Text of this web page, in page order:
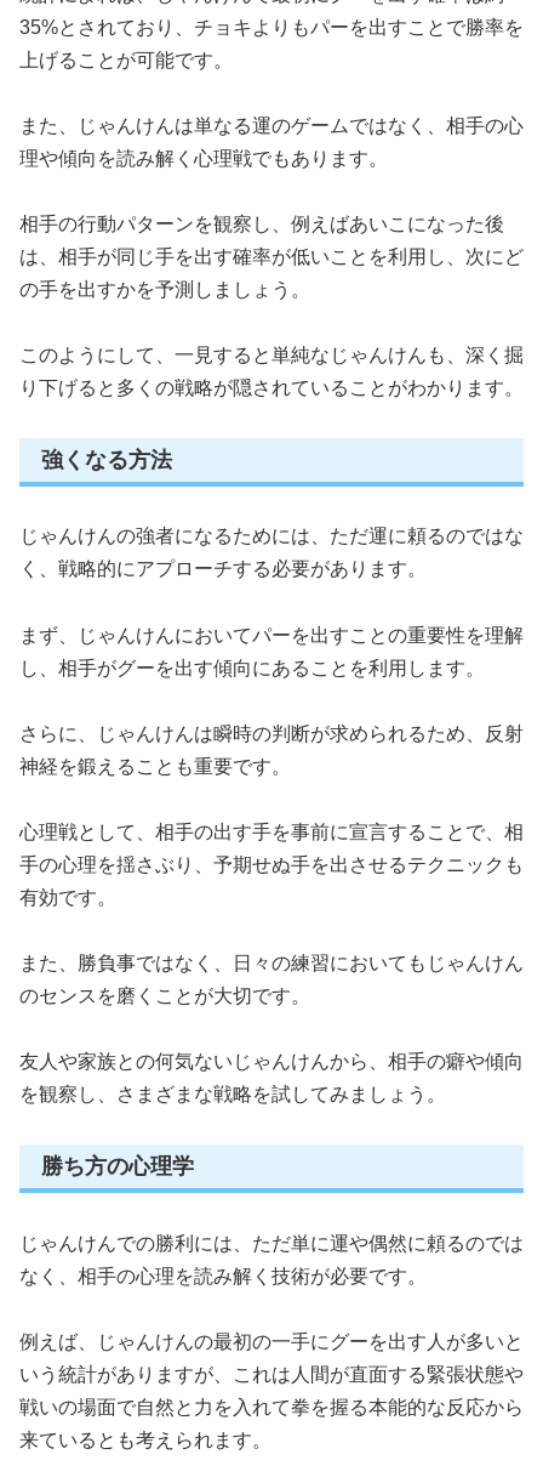
35%とされており、チョキよりもパーを出すことで勝率を
上げることが可能です。
また、じゃんけんは単なる運のゲームではなく、相手の心
理や傾向を読み解く心理戦でもあります。
相手の行動パターンを観察し、例えばあいこになった後
は、相手が同じ手を出す確率が低いことを利用し、次にど
の手を出すかを予測しましょう。
このようにして、一見すると単純なじゃんけんも、深く掘
り下げると多くの戦略が隠されていることがわかります。
強くなる方法
じゃんけんの強者になるためには、ただ運に頼るのではな
く、戦略的にアプローチする必要があります。
まず、じゃんけんにおいてパーを出すことの重要性を理解
し、相手がグーを出す傾向にあることを利用します。
さらに、じゃんけんは瞬時の判断が求められるため、反射
神経を鍛えることも重要です。
心理戦として、相手の出す手を事前に宣言することで、相
手の心理を揺さぶり、予期せぬ手を出させるテクニックも
有効です。
また、勝負事ではなく、日々の練習においてもじゃんけん
のセンスを磨くことが大切です。
友人や家族との何気ないじゃんけんから、相手の癖や傾向
を観察し、さまざまな戦略を試してみましょう。
勝ち方の心理学
じゃんけんでの勝利には、ただ単に運や偶然に頼るのでは
なく、相手の心理を読み解く技術が必要です。
例えば、じゃんけんの最初の一手にグーを出す人が多いと
いう統計がありますが、これは人間が直面する緊張状態や
戦いの場面で自然と力を入れて拳を握る本能的な反応から
来ているとも考えられます。